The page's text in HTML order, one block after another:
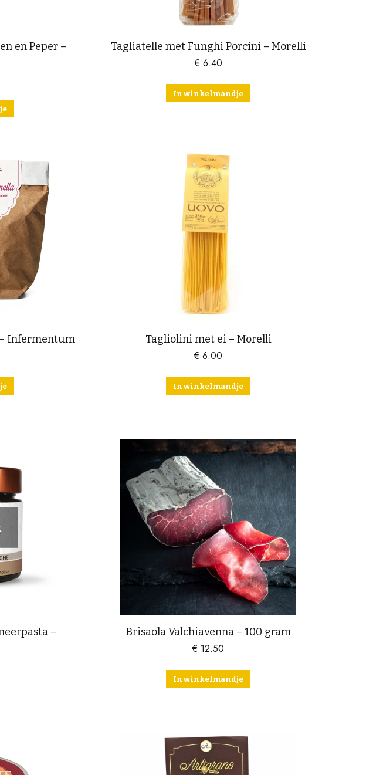
en Peper –
Tagliatelle met Funghi Porcini – Morelli
€ 6.40
In winkelmandje
Infermentum Tagliolini met ei – Morelli
€ 6.00
In winkelmandje
–
Brisaola Valchiavenna – 100 gram
€ 12.50
In winkelmandje